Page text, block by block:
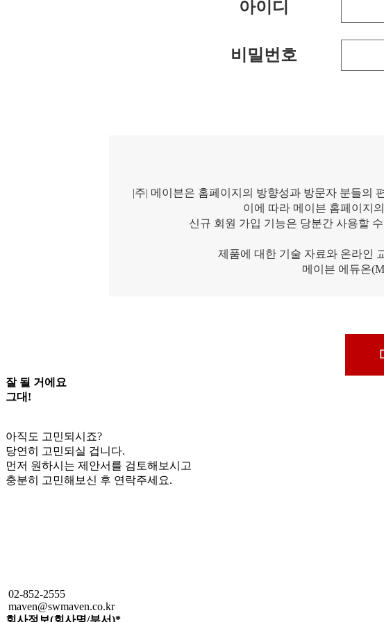
아이디
비밀번호
|주| 메이븐은 홈페이지의 방향성과 방문자 분들의
이에 따라 메이븐 홈페이지
신규 회원 가입 기능은 당분간 사용할
제품에 대한 기술 자료와 온라인
메이븐 에듀온
잘 될 거에요
그대!
아직도 고민되시죠?
당연히 고민되실 겁니다.
먼저 원하시는 제안서를 검토해보시고
충분히 고민해보신 후 연락주세요.
02-852-2555
maven@swmaven.co.kr
회사정보(회사명/부서)*